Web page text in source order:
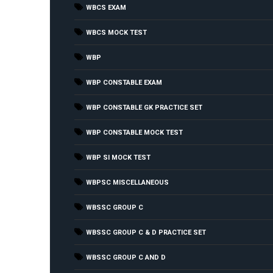
WBCS EXAM
WBCS MOCK TEST
WBP
WBP CONSTABLE EXAM
WBP CONSTABLE GK PRACTICE SET
WBP CONSTABLE MOCK TEST
WBP SI MOCK TEST
WBPSC MISCELLANEOUS
WBSSC GROUP C
WBSSC GROUP C & D PRACTICE SET
WBSSC GROUP C AND D